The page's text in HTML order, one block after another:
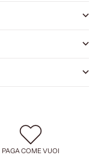
PAGA COME VUOI